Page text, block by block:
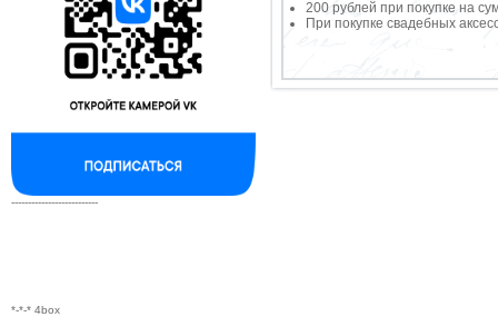
--------------------------
*-*-* 4box
200 рублей при покупке на
При покупке свадебных